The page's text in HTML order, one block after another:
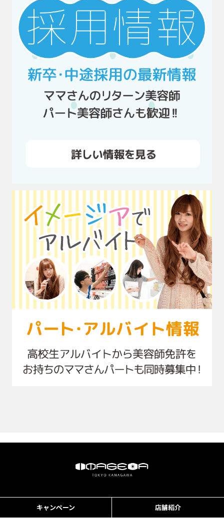
美容室イメージア IMAGE-
「ブランド価値のあるファ
キャンペーン 店舗紹介